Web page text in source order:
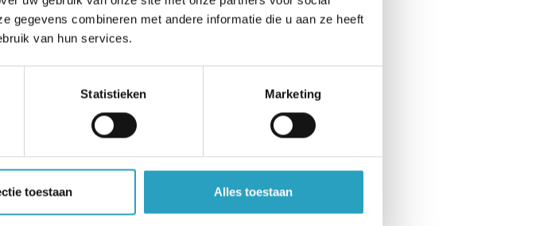
gegevens combineren met andere informatie die u aan ze heeft
van hun services.
Statistieken Marketing
toestaan Alles toestaan
hebben, maar kan ook voortkomen uit rouw,
te gaan, kun je je vinger achter het probleem
“Wat is nou eigenlijk goed slapen en wat
als je ’s nachts wakker wordt? Door daar